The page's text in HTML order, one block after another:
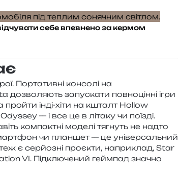
себе впевнено за кермом
Портативні кон­со­лі на
запу­ска­ти пов­но­цін­ні ігри
інді-хіти на кшталт Hollow
— і все це в літа­ку чи поїзді.
ком­па­ктні моде­лі тягнуть не надто
чи план­шет — це уні­вер­саль­ний
є сер­йо­зні про­є­кти, напри­клад, Star
VI. Підключений гейм­пад зна­чно